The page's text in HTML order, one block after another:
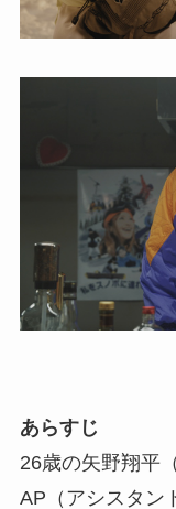
あらすじ
26歳の矢野翔平
AP（アシスタン